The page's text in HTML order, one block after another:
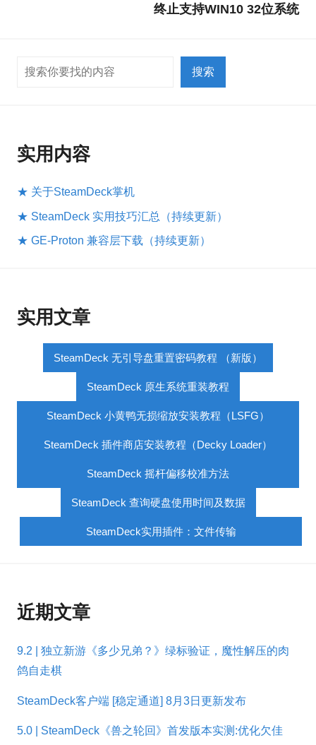
终止支持WIN10 32位系统
搜索
搜索
实用内容
★ 关于SteamDeck掌机
★ SteamDeck 实用技巧汇总（持续更新）
★ GE-Proton 兼容层下载（持续更新）
实用文章
SteamDeck 无引导盘重置密码教程 （新版）
SteamDeck 原生系统重装教程
SteamDeck 小黄鸭无损缩放安装教程（LSFG）
SteamDeck 插件商店安装教程（Decky Loader）
SteamDeck 摇杆偏移校准方法
SteamDeck 查询硬盘使用时间及数据
SteamDeck实用插件：文件传输
近期文章
9.2 | 独立新游《多少兄弟？》绿标验证，魔性解压的肉
鸽自走棋
SteamDeck客户端 [稳定通道] 8月3日更新发布
5.0 | SteamDeck《兽之轮回》首发版本实测:优化欠佳